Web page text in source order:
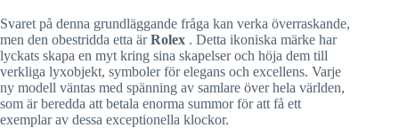
Svaret på denna grundläggande fråga kan verka överraskande,
men den obestridda etta ärRolex . Detta ikoniska märke har
lyckats skapa en myt kring sina skapelser och höja dem till
verkliga lyxobjekt, symboler för elegans och excellens. Varje
ny modell väntas med spänning av samlare över hela världen,
som är beredda att betala enorma summor för att få ett
exemplar av dessa exceptionella klockor.